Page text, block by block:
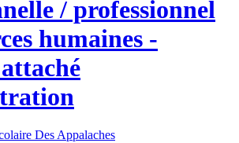
/ professionnel
humaines -
Des Appalaches